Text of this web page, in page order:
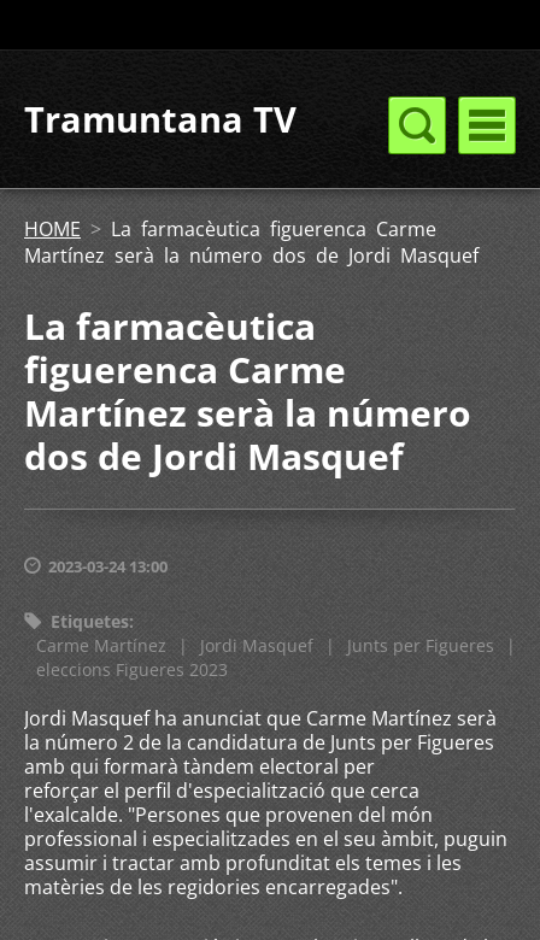
Tramuntana TV
HOME > La farmacèutica figuerenca Carme
Martínez serà la número dos de Jordi Masquef
La farmacèutica
figuerenca Carme
Martínez serà la número
dos de Jordi Masquef
2023-03-24 13:00
Etiquetes:
Carme Martínez | Jordi Masquef | Junts per Figueres
|
eleccions Figueres 2023
Jordi Masquef ha anunciat que Carme Martínez serà
la número 2 de la candidatura de Junts per Figueres
amb qui formarà tàndem electoral per
reforçar el perfil d'especialització que cerca
l'exalcalde. "Persones que provenen del món
professional i especialitzades en el seu àmbit, puguin
assumir i tractar amb profunditat els temes i les
matèries de les regidories encarregades".